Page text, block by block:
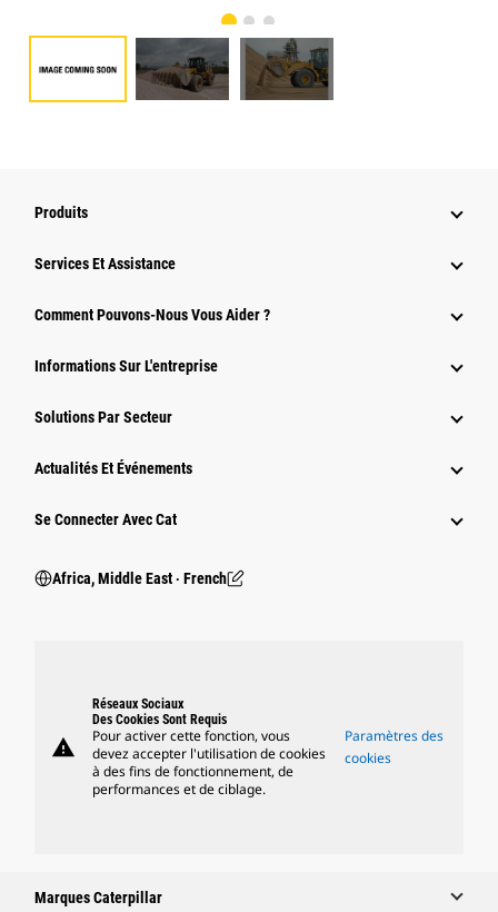
Produits
Services Et Assistance
Comment Pouvons-Nous Vous Aider ?
Informations Sur L'entreprise
Solutions Par Secteur
Actualités Et Événements
Se Connecter Avec Cat
Africa, Middle East ‧ French
warning
Réseaux Sociaux
Des Cookies Sont Requis
Pour activer cette fonction, vous
devez accepter l'utilisation de cookies
à des fins de fonctionnement, de
performances et de ciblage.
Paramètres des
cookies
Marques Caterpillar